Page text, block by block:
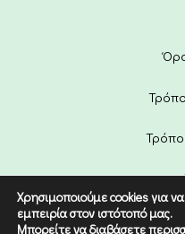
Copyright ©
Χρησιμοποιούμε cookies για
εμπειρία στον ιστότοπό μας.
Μπορείτε να διαβάσετε